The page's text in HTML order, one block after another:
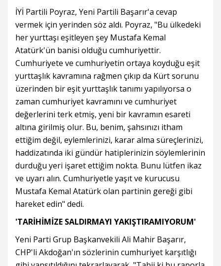
İYİ Partili Poyraz, Yeni Partili Başarır'a cevap
vermek için yerinden söz aldı. Poyraz, "Bu ülkedeki
her yurttaşı eşitleyen şey Mustafa Kemal
Atatürk'ün banisi olduğu cumhuriyettir.
Cumhuriyete ve cumhuriyetin ortaya koyduğu eşit
yurttaşlık kavramına rağmen çıkıp da Kürt sorunu
üzerinden bir eşit yurttaşlık tanımı yapılıyorsa o
zaman cumhuriyet kavramını ve cumhuriyet
değerlerini terk etmiş, yeni bir kavramın esareti
altına girilmiş olur. Bu, benim, şahsınızı itham
ettiğim değil, eylemlerinizi, karar alma süreçlerinizi,
haddizatında iki gündür hatiplerinizin söylemlerinin
durduğu yeri işaret ettiğim nokta. Bunu lütfen ikaz
ve uyarı alın. Cumhuriyetle yaşıt ve kurucusu
Mustafa Kemal Atatürk olan partinin gereği gibi
hareket edin" dedi.
'TARİHİMİZE SALDIRMAYI YAKIŞTIRAMIYORUM'
Yeni Parti Grup Başkanvekili Ali Mahir Başarır,
CHP'li Akdoğan'ın sözlerinin cumhuriyet karşıtlığı